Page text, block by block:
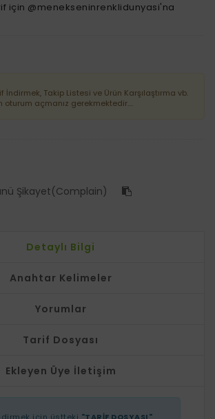
için @menekseninrenklidunyasi'na
İndirmek, Takip Listesi ve Ürün Karşılaştırma vb.
oturum açmanız gerekmektedir....
Şikayet(Complain)
Detaylı Bilgi
Anahtar Kelimeler
Yorumlar
Tarif Dosyası
Ekleyen Üye İletişim